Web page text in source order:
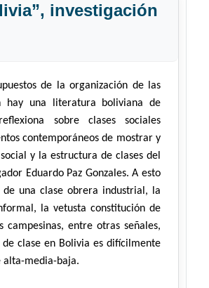
investigación
de la organización de las
hay una literatura boliviana de
sobre clases sociales
contemporáneos de mostrar y
y la estructura de clases del
Eduardo Paz Gonzales. A esto
una clase obrera industrial, la
la vetusta constitución de
campesinas, entre otras señales,
clase en Bolivia es difícilmente
alta-media-baja.